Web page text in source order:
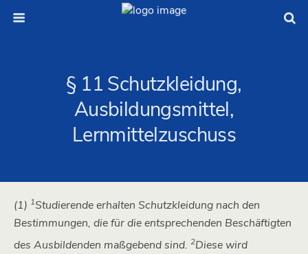
§ 11 Schutzkleidung,
Ausbildungsmittel,
Lernmittelzuschuss
(1) 1Studierende erhalten Schutzkleidung nach den
Bestimmungen, die für die entsprechenden Beschäftigten
des Ausbildenden maßgebend sind. 2Diese wird